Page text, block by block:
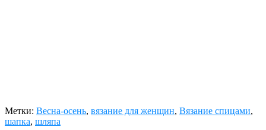
Метки: Весна-осень, вязание для женщин, Вязание спицами,
шапка, шляпа